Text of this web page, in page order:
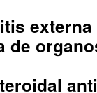
externa